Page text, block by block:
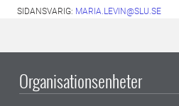
SIDANSVARIG: MARIA.LEVIN@SLU.SE
Organisationsenheter